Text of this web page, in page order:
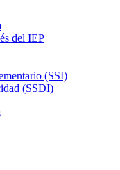
del IEP
(SSI)
(SSDI)